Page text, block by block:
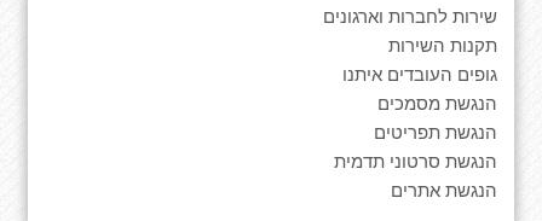
שירות לחברות וארגונים
תקנות השירות
גופים העובדים איתנו
הנגשת מסמכים
הנגשת תפריטים
הנגשת סרטוני תדמית
הנגשת אתרים